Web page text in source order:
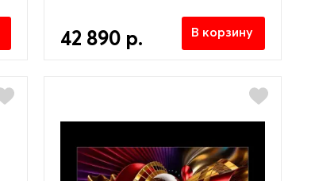
42 890 р. В корзину